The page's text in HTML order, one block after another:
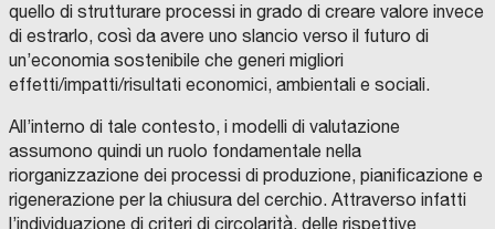
quello di strutturare processi in grado di creare valore invece
di estrarlo, così da avere uno slancio verso il futuro di
un’economia sostenibile che generi migliori
effetti/impatti/risultati economici, ambientali e sociali.
All’interno di tale contesto, i modelli di valutazione
assumono quindi un ruolo fondamentale nella
riorganizzazione dei processi di produzione, pianificazione e
rigenerazione per la chiusura del cerchio. Attraverso infatti
l’individuazione di criteri di circolarità, delle rispettive